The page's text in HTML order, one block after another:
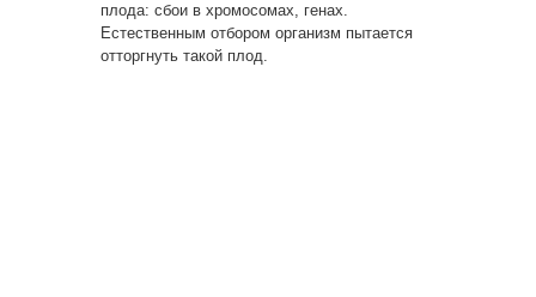
плода: сбои в хромосомах, генах.
Естественным отбором организм пытается
отторгнуть такой плод.